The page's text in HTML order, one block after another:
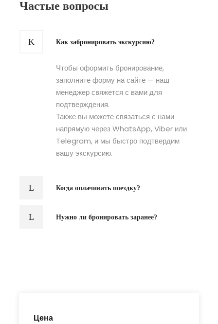
Цена
Частые вопросы
Как забронировать экскурсию?
Чтобы оформить бронирование,
заполните форму на сайте — наш
менеджер свяжется с вами для
подтверждения.
Также вы можете связаться с нами
напрямую через WhatsApp, Viber или
Telegram, и мы быстро подтвердим
вашу экскурсию.
Когда оплачивать поездку?
Нужно ли бронировать заранее?